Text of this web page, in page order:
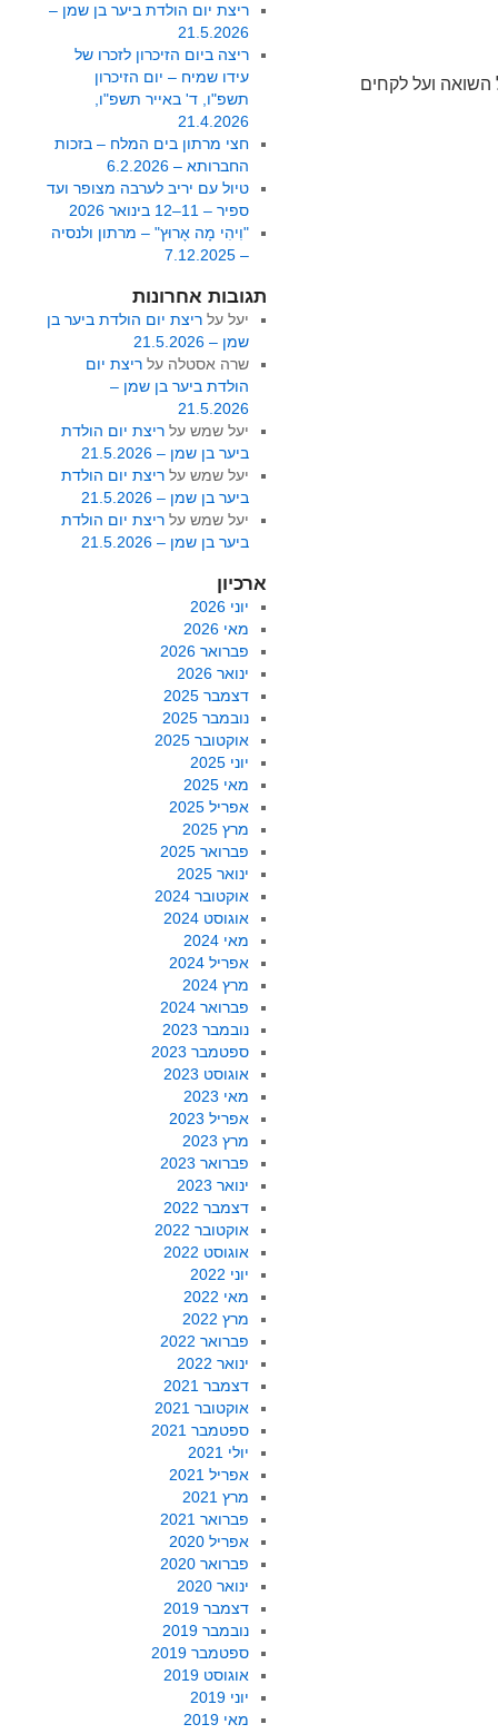
המקרא בשנת 2019. מחשבות על השואה ועל לקחים
ריצת יום הולדת ביער בן שמן –
21.5.2026
ריצה ביום הזיכרון לזכרו של
עידו שמיח – יום הזיכרון
תשפ"ו, ד' באייר תשפ"ו,
21.4.2026
חצי מרתון בים המלח – בזכות
החברותא – 6.2.2026
טיול עם יריב לערבה מצופר ועד
ספיר – 11–12 בינואר 2026
"וִיהִי מָה אָרוּץ" – מרתון ולנסיה
– 7.12.2025
תגובות אחרונות
יעלעל ריצת יום הולדת ביער בן
שמן – 21.5.2026
שרה אסטלה על ריצת יום
הולדת ביער בן שמן –
21.5.2026
יעל שמשעל ריצת יום הולדת
ביער בן שמן – 21.5.2026
יעל שמשעל ריצת יום הולדת
ביער בן שמן – 21.5.2026
יעל שמשעל ריצת יום הולדת
ביער בן שמן – 21.5.2026
ארכיון
יוני 2026
מאי 2026
פברואר 2026
ינואר 2026
דצמבר 2025
נובמבר 2025
אוקטובר 2025
יוני 2025
מאי 2025
אפריל 2025
מרץ 2025
פברואר 2025
ינואר 2025
אוקטובר 2024
אוגוסט 2024
מאי 2024
אפריל 2024
מרץ 2024
פברואר 2024
נובמבר 2023
ספטמבר 2023
אוגוסט 2023
מאי 2023
אפריל 2023
מרץ 2023
פברואר 2023
ינואר 2023
דצמבר 2022
אוקטובר 2022
אוגוסט 2022
יוני 2022
מאי 2022
מרץ 2022
פברואר 2022
ינואר 2022
דצמבר 2021
אוקטובר 2021
ספטמבר 2021
יולי 2021
אפריל 2021
מרץ 2021
פברואר 2021
אפריל 2020
פברואר 2020
ינואר 2020
דצמבר 2019
נובמבר 2019
ספטמבר 2019
אוגוסט 2019
יוני 2019
מאי 2019